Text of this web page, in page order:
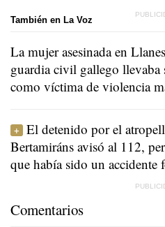
También en La Voz
La mujer asesinada en
guardia civil gallego llevaba
como víctima de violencia
El detenido por el
Bertamiráns avisó al 112,
que había sido un accidente
Comentarios